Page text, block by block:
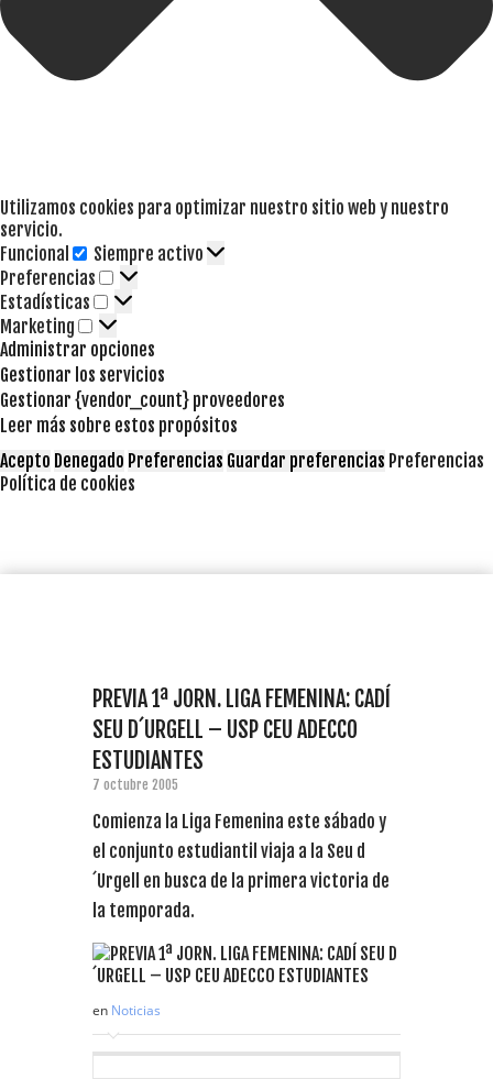
Utilizamos cookies para optimizar nuestro sitio web y nuestro
servicio.
Funcional
Funcional
Siempre activo
Preferencias
Preferencias
Estadísticas Estadísticas
Marketing Marketing
Administrar opciones
Gestionar los servicios
Gestionar {vendor_count} proveedores
Leer más sobre estos propósitos
Acepto Denegado Preferencias Guardar preferencias Preferencias
Política de cookies
PREVIA 1ª JORN. LIGA FEMENINA: CADÍ
SEU D´URGELL – USP CEU ADECCO
ESTUDIANTES
7 octubre 2005
Comienza la Liga Femenina este sábado y
el conjunto estudiantil viaja a la Seu d
´Urgell en busca de la primera victoria de
la temporada.
en Noticias